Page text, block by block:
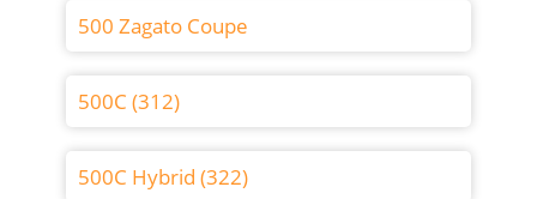
500 Zagato Coupe
500C (312)
500C Hybrid (322)